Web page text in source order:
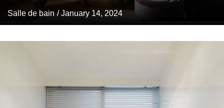
Salle de bain / January 14, 2024